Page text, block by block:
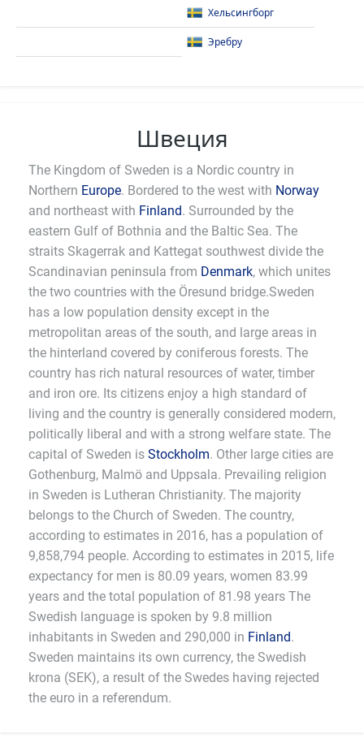
Хельсингборг
Эребру
Швеция
The Kingdom of Sweden is a Nordic country in
Northern Europe. Bordered to the west with Norway
and northeast with Finland. Surrounded by the
eastern Gulf of Bothnia and the Baltic Sea. The
straits Skagerrak and Kattegat southwest divide the
Scandinavian peninsula from Denmark, which unites
the two countries with the Öresund bridge.Sweden
has a low population density except in the
metropolitan areas of the south, and large areas in
the hinterland covered by coniferous forests. The
country has rich natural resources of water, timber
and iron ore. Its citizens enjoy a high standard of
living and the country is generally considered modern,
politically liberal and with a strong welfare state. The
capital of Sweden is Stockholm. Other large cities are
Gothenburg, Malmö and Uppsala. Prevailing religion
in Sweden is Lutheran Christianity. The majority
belongs to the Church of Sweden. The country,
according to estimates in 2016, has a population of
9,858,794 people. According to estimates in 2015, life
expectancy for men is 80.09 years, women 83.99
years and the total population of 81.98 years The
Swedish language is spoken by 9.8 million
inhabitants in Sweden and 290,000 in Finland.
Sweden maintains its own currency, the Swedish
krona (SEK), a result of the Swedes having rejected
the euro in a referendum.